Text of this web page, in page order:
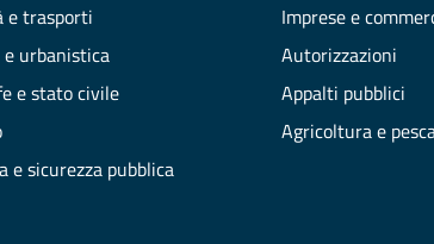
e trasporti
urbanistica
e stato civile
e sicurezza pubblica
Imprese e
Autorizzazioni
Appalti pubblici
Agricoltura e